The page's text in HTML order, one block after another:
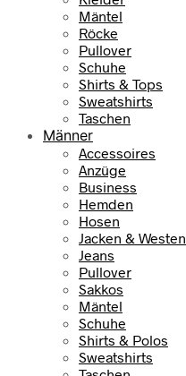
Mäntel
Röcke
Pullover
Schuhe
Shirts & Tops
Sweatshirts
Taschen
Männer
Accessoires
Anzüge
Business
Hemden
Hosen
Jacken & Westen
Jeans
Pullover
Sakkos
Mäntel
Schuhe
Shirts & Polos
Sweatshirts